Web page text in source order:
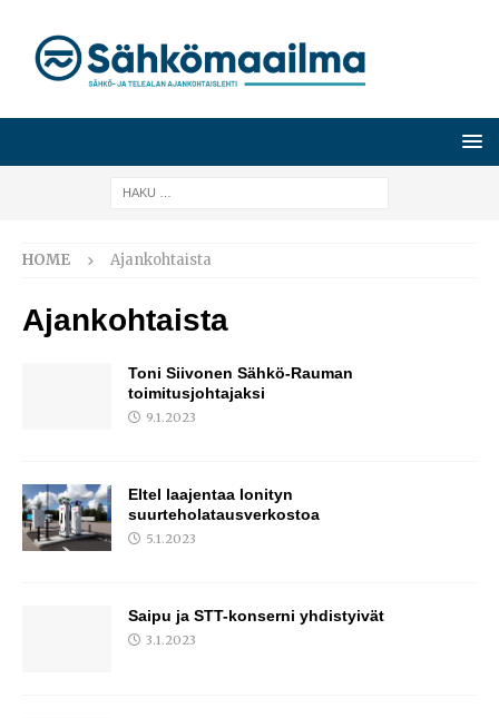
HOME Ajankohtaista
Ajankohtaista
Toni Siivonen Sähkö-Rauman
toimitusjohtajaksi
9.1.2023
Eltel laajentaa Ionityn
suurteholatausverkostoa
5.1.2023
Saipu ja STT-konserni yhdistyivät
3.1.2023